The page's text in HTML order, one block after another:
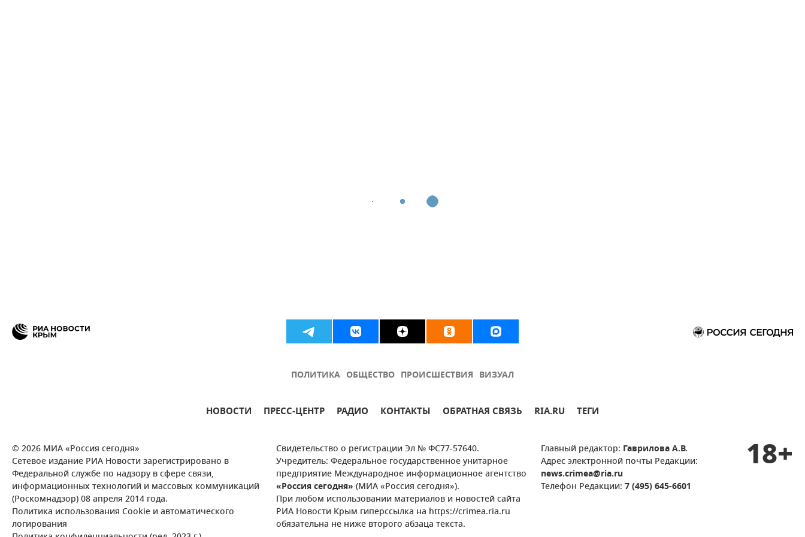
ПОЛИТИКА ОБЩЕСТВО ПРОИСШЕСТВИЯ ВИЗУАЛ
НОВОСТИ ПРЕСС-ЦЕНТР РАДИО КОНТАКТЫ ОБРАТНАЯ СВЯЗЬ RIA.RU ТЕГИ
© 2026 МИА «Россия сегодня»
Сетевое издание РИА Новости зарегистрировано в
Федеральной службе по надзору в сфере связи,
информационных технологий и массовых коммуникаций
(Роскомнадзор) 08 апреля 2014 года.
Политика использования Cookie и автоматического
логирования
Свидетельство о регистрации Эл № ФС77-57640.
Учредитель: Федеральное государственное унитарное
предприятие Международное информационное агентство
«Россия сегодня» (МИА «Россия сегодня»).
При любом использовании материалов и новостей сайта
РИА Новости Крым гиперссылка на https://crimea.ria.ru
обязательна не ниже второго абзаца текста.
Главный редактор: Гаврилова А.В.
Адрес электронной почты Редакции:
news.crimea@ria.ru
Телефон Редакции: 7 (495) 645-6601
18+